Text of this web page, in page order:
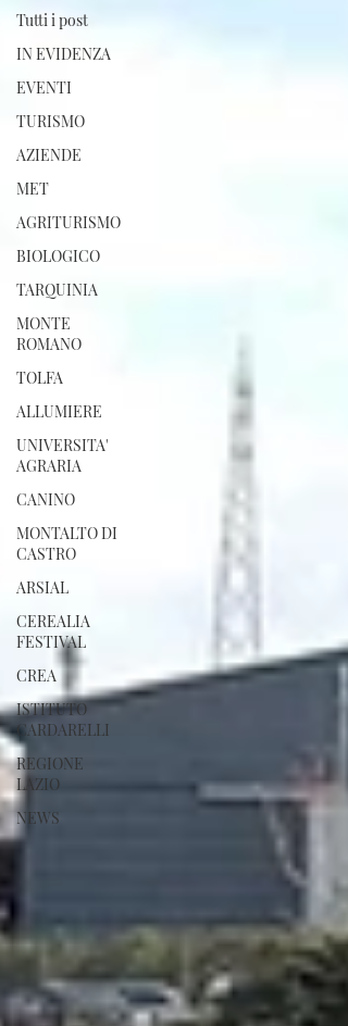
Tutti i post
IN EVIDENZA
EVENTI
TURISMO
AZIENDE
MET
AGRITURISMO
BIOLOGICO
TARQUINIA
MONTE
ROMANO
TOLFA
ALLUMIERE
UNIVERSITA'
AGRARIA
CANINO
MONTALTO DI
CASTRO
ARSIAL
CEREALIA
FESTIVAL
CREA
ISTITUTO
CARDARELLI
REGIONE
LAZIO
NEWS